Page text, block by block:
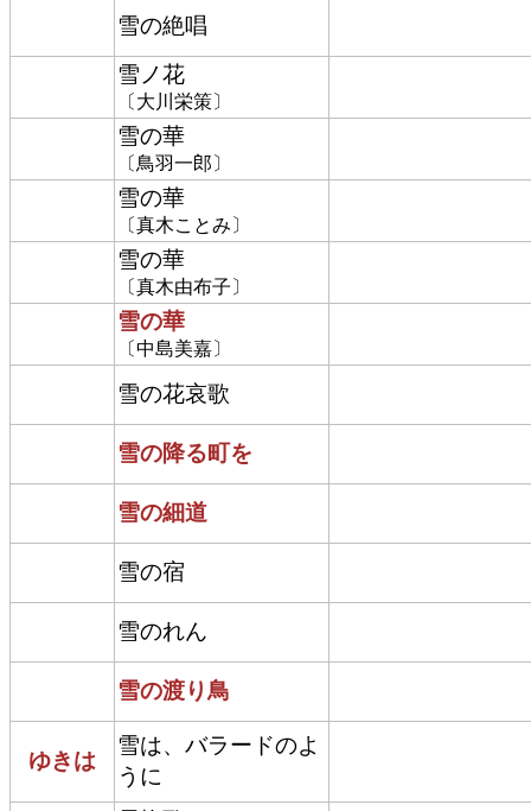
雪の絶唱
雪ノ花
〔大川栄策〕
雪の華
〔鳥羽一郎〕
雪の華
〔真木ことみ〕
雪の華
〔真木由布子〕
雪の華
〔中島美嘉〕
雪の花哀歌
雪の降る町を
雪の細道
雪の宿
雪のれん
雪の渡り鳥
ゆきは
雪は、バラードのよ
うに